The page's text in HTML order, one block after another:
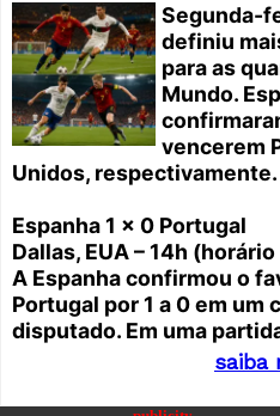
Segunda-
definiu
para as
Mundo.
vencerem
Unidos, respectivamente.
Espanha 1 x 0 Portugal
Dallas, EUA – 14h
A Espanha confirmou o
Portugal por 1 a 0 em um
disputado. Em uma
saiba